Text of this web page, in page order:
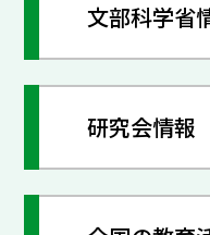
文部科学省
研究会情報